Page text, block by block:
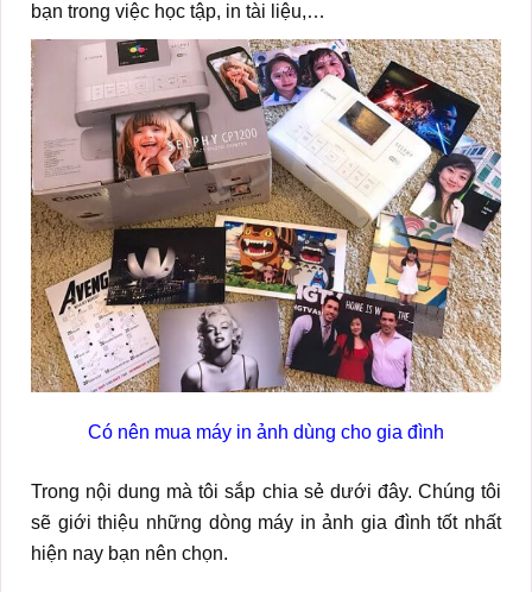
bạn trong việc học tập, in tài liệu,…
Có nên mua máy in ảnh dùng cho gia đình
Trong nội dung mà tôi sắp chia sẻ dưới đây. Chúng tôi
sẽ giới thiệu những dòng máy in ảnh gia đình tốt nhất
hiện nay bạn nên chọn.